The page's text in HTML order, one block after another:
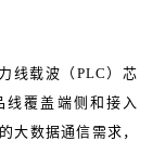
线载波（PLC）芯
覆盖端侧和接入
大数据通信需求，